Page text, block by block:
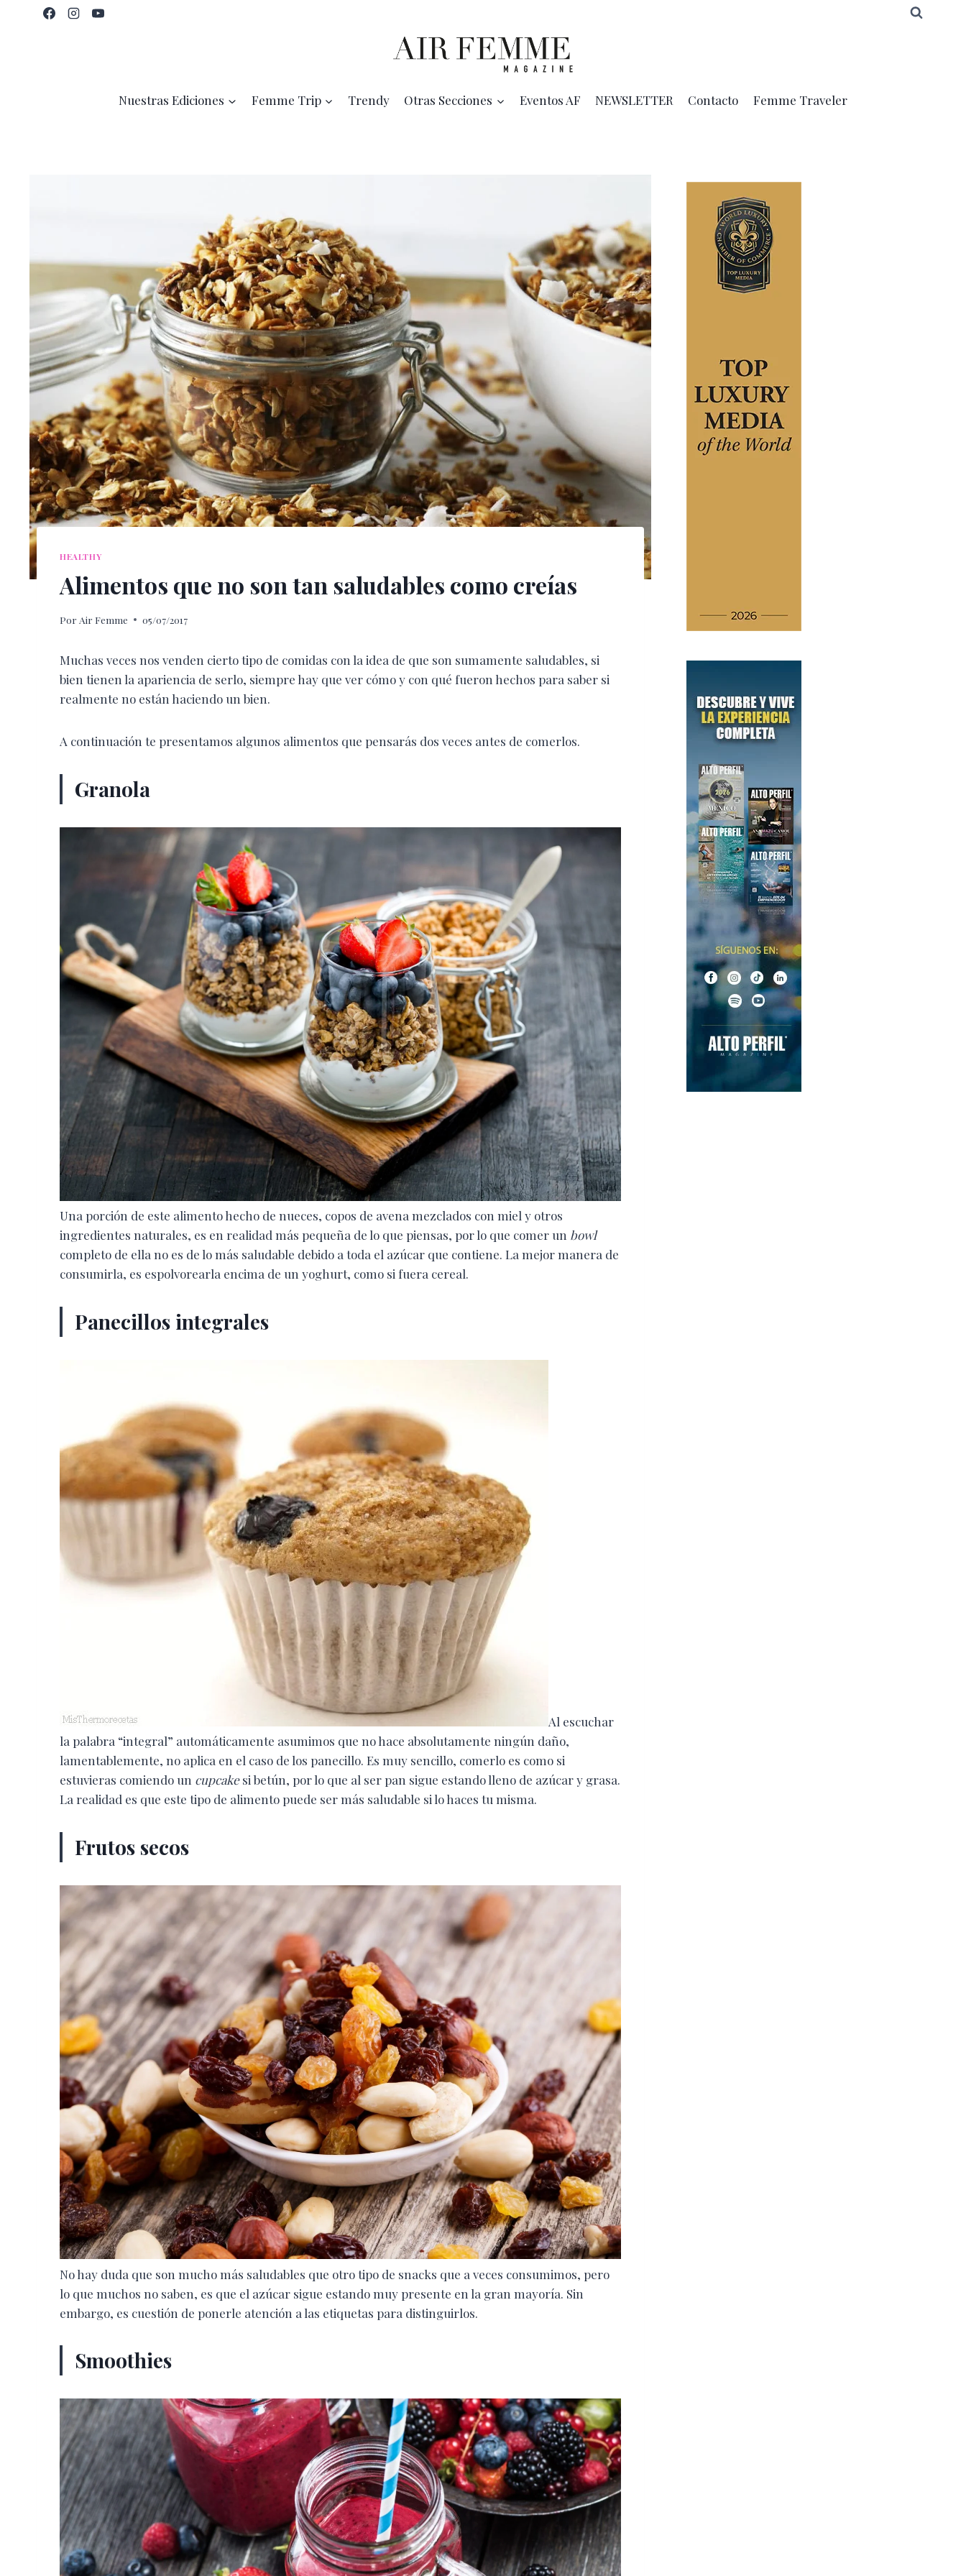
Nuestras Ediciones Femme Trip Trendy Otras Secciones Eventos AF NEWSLETTER Contacto Femme Traveler
HEALTHY
Alimentos que no son tan saludables como creías
Por Air Femme 05/07/2017
Muchas veces nos venden cierto tipo de comidas con la idea de que son sumamente saludables, si
bien tienen la apariencia de serlo, siempre hay que ver cómo y con qué fueron hechos para saber si
realmente no están haciendo un bien.
A continuación te presentamos algunos alimentos que pensarás dos veces antes de comerlos.
Granola
Una porción de este alimento hecho de nueces, copos de avena mezclados con miel y otros
ingredientes naturales, es en realidad más pequeña de lo que piensas, por lo que comer un bowl
completo de ella no es de lo más saludable debido a toda el azúcar que contiene. La mejor manera de
consumirla, es espolvorearla encima de un yoghurt, como si fuera cereal.
Panecillos integrales
Al escuchar
la palabra “integral” automáticamente asumimos que no hace absolutamente ningún daño,
lamentablemente, no aplica en el caso de los panecillo. Es muy sencillo, comerlo es como si
estuvieras comiendo un cupcakesi betún, por lo que al ser pan sigue estando lleno de azúcar y grasa.
La realidad es que este tipo de alimento puede ser más saludable si lo haces tu misma.
Frutos secos
No hay duda que son mucho más saludables que otro tipo de snacks que a veces consumimos, pero
lo que muchos no saben, es que el azúcar sigue estando muy presente en la gran mayoría. Sin
embargo, es cuestión de ponerle atención a las etiquetas para distinguirlos.
Smoothies